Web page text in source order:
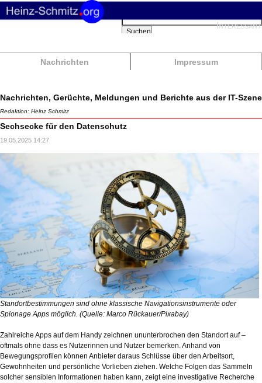
Nachrichten Impressum
Suchbegriffe
Suchen
Nachrichten, Gerüchte, Meldungen und Berichte aus der IT-Szene
Redaktion: Heinz Schmitz
Sechsecke für den Datenschutz
19.05.2025 14:27
Standortbestimmungen sind ohne klassische Navigationsinstrumente oder
Spionage Apps möglich. (Quelle: Marco Rückauer/Pixabay)
Zahlreiche Apps auf dem Handy zeichnen ununterbrochen den Standort auf –
oftmals ohne dass es Nutzerinnen und Nutzer bemerken. Anhand von
Bewegungsprofilen können Anbieter daraus Schlüsse über den Arbeitsort,
Gewohnheiten und persönliche Vorlieben ziehen. Welche Folgen das Sammeln
solcher sensiblen Informationen haben kann, zeigt eine investigative Recherche